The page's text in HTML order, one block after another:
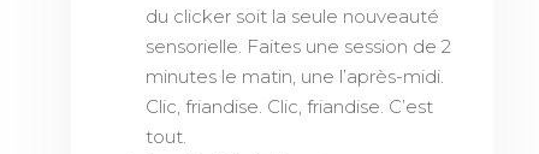
du clicker soit la seule nouveauté
sensorielle. Faites une session de 2
minutes le matin, une l’après-midi.
Clic, friandise. Clic, friandise. C’est
tout.